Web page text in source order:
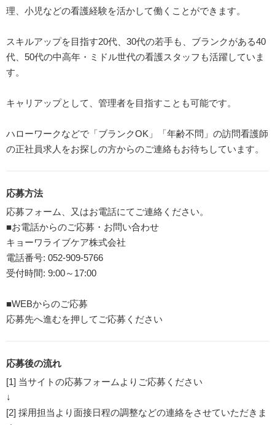
理、小児などの看護経験を活かして働くことができます。
スキルアップを目指す20代、30代の若手も、ブランクがある40
代、50代の中高年・ミドル世代の看護スタッフも活躍していま
す。
キャリアップとして、管理者を目指すことも可能です。
ハローワークなどで「ブランクOK」「年齢不問」の訪問看護師
の正社員求人をお探しの方からのご連絡もお待ちしています。
応募方法
応募フォーム、又はお電話にてご連絡ください。
■お電話からのご応募・お問い合わせ
キョーワライブケア株式会社
電話番号: 052-909-5766
受付時間: 9:00～17:00
■WEBからのご応募
応募先へ進むを押してご応募ください
応募後の流れ
[1] 当サイトの応募フォームよりご応募ください
↓
[2] 採用担当より面接日程の調整などの連絡をさせていただきま